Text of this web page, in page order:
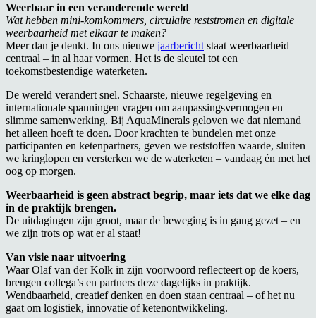
Weerbaar in een veranderende wereld
Wat hebben mini-komkommers, circulaire reststromen en digitale
weerbaarheid met elkaar te maken?
Meer dan je denkt. In ons nieuwe jaarbericht staat weerbaarheid
centraal – in al haar vormen. Het is de sleutel tot een
toekomstbestendige waterketen.
De wereld verandert snel. Schaarste, nieuwe regelgeving en
internationale spanningen vragen om aanpassingsvermogen en
slimme samenwerking. Bij AquaMinerals geloven we dat niemand
het alleen hoeft te doen. Door krachten te bundelen met onze
participanten en ketenpartners, geven we reststoffen waarde, sluiten
we kringlopen en versterken we de waterketen – vandaag én met het
oog op morgen.
Weerbaarheid is geen abstract begrip, maar iets dat we elke dag
in de praktijk brengen.
De uitdagingen zijn groot, maar de beweging is in gang gezet – en
we zijn trots op wat er al staat!
Van visie naar uitvoering
Waar Olaf van der Kolk in zijn voorwoord reflecteert op de koers,
brengen collega’s en partners deze dagelijks in praktijk.
Wendbaarheid, creatief denken en doen staan centraal – of het nu
gaat om logistiek, innovatie of ketenontwikkeling.